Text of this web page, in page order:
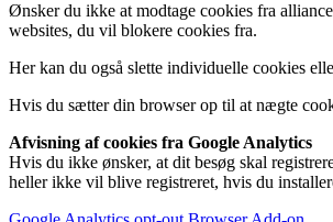
Ønsker du ikke at modtage cookies fra
websites, du vil blokere cookies fra.
Her kan du også slette individuelle cookies
Hvis du sætter din browser op til at nægte
Afvisning af cookies fra Google Analytics
Hvis du ikke ønsker, at dit besøg skal
heller ikke vil blive registreret, hvis du